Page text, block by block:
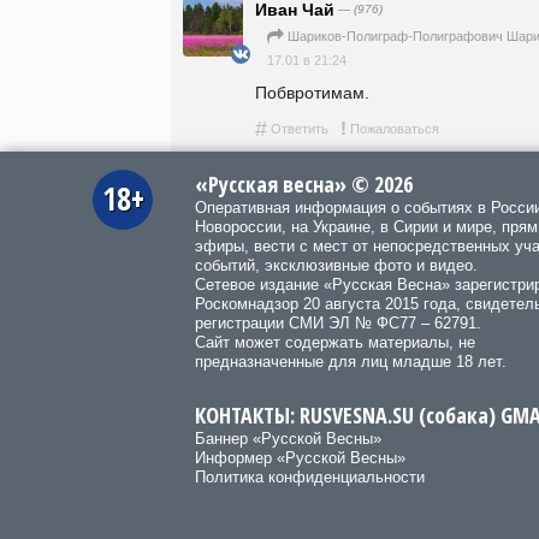
Иван Чай — (976)
Шариков-Полиграф-Полиграфович
17.01 в 21:24
Побвротимам.
# Ответить ! Пожаловаться
18+ «Русская весна» © 2026
Оперативная информация о событиях в
Новороссии, на Украине, в Сирии и мире,
эфиры, вести с мест от непосредственных
событий, эксклюзивные фото и видео.
Сетевое издание «Русская Весна»
Роскомнадзор 20 августа 2015 года,
регистрации СМИ ЭЛ № ФС77 – 62791.
Сайт может содержать материалы, не
предназначенные для лиц младше 18 лет.
КОНТАКТЫ: RUSVESNA.SU (собака)
Баннер «Русской Весны»
Информер «Русской Весны»
Политика конфиденциальности